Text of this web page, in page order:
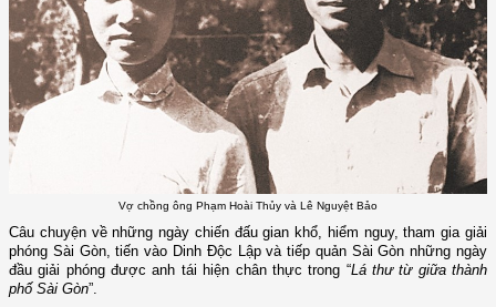
Vợ chồng ông Phạm Hoài Thủy và Lê Nguyệt Bảo
Câu chuyện về những ngày chiến đấu gian khổ, hiểm nguy, tham gia giải
phóng Sài Gòn, tiến vào Dinh Độc Lập và tiếp quản Sài Gòn những ngày
đầu giải phóng được anh tái hiện chân thực trong “Lá thư từ giữa thành
phố Sài Gòn”.